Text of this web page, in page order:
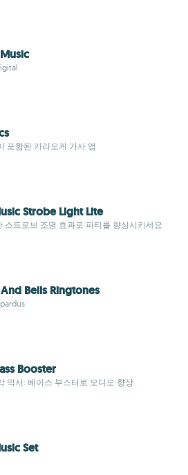
포함된 카라오케 가사 앱
Strobe Light Lite
스트로브 조명 효과로 파티를 향상시키세요
Bells Ringtones
Booster
믹서: 베이스 부스터로 오디오 향상
Set